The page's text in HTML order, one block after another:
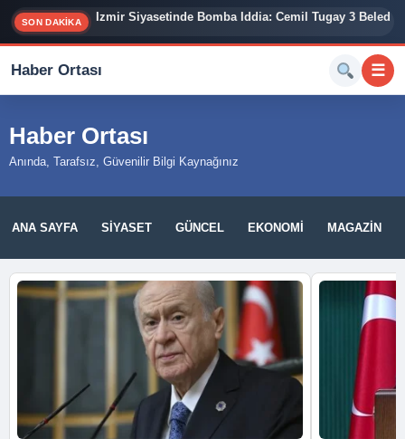
SON DAKİKA İzmir Siyasetinde Bomba İddia: Cemil Tugay 3
Haber Ortası ☰
Haber Ortası
Anında, Tarafsız, Güvenilir Bilgi Kaynağınız
ANA SAYFA SIYASET GÜNCEL EKONOMI MAGAZIN